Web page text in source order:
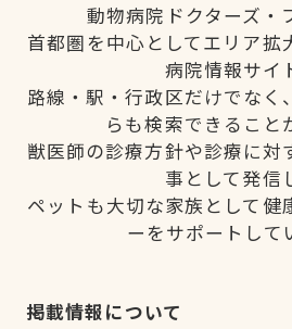
動物病院ドクターズ・
首都圏を中心としてエリア拡
病院情報サイ
路線・駅・行政区だけでなく
らも検索できること
獣医師の診療方針や診療に対
事として発信
ペットも大切な家族として健
ーをサポートして
掲載情報について